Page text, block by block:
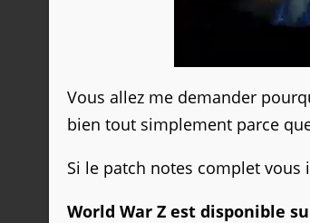
Vous allez me demander
bien tout simplement parce
Si le patch notes complet vous
World War Z est disponible